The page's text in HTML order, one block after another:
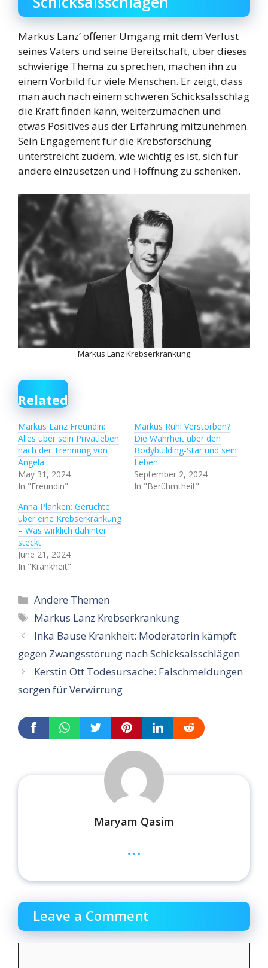
Markus Lanz’ offener Umgang mit dem Verlust
seines Vaters und seine Bereitschaft, über dieses
schwierige Thema zu sprechen, machen ihn zu
einem Vorbild für viele Menschen. Er zeigt, dass
man auch nach einem schweren Schicksalsschlag
die Kraft finden kann, weiterzumachen und
etwas Positives aus der Erfahrung mitzunehmen.
Sein Engagement für die Krebsforschung
unterstreicht zudem, wie wichtig es ist, sich für
andere einzusetzen und Hoffnung zu schenken.
Markus Lanz Krebserkrankung
Related
Markus Lanz Freundin:
Alles über sein Privatleben
nach der Trennung von
Angela
May 31, 2024
In "Freundin"
Markus Rühl Verstorben?
Die Wahrheit über den
Bodybuilding-Star und sein
Leben
September 2, 2024
In "Berühmtheit"
Anna Planken: Gerüchte
über eine Krebserkrankung
– Was wirklich dahinter
steckt
June 21, 2024
In "Krankheit"
Categories
Andere Themen
Tags
Markus Lanz Krebserkrankung
Inka Bause Krankheit: Moderatorin kämpft
gegen Zwangsstörung nach Schicksalsschlägen
Kerstin Ott Todesursache: Falschmeldungen
sorgen für Verwirrung
Maryam Qasim
...
Leave a Comment